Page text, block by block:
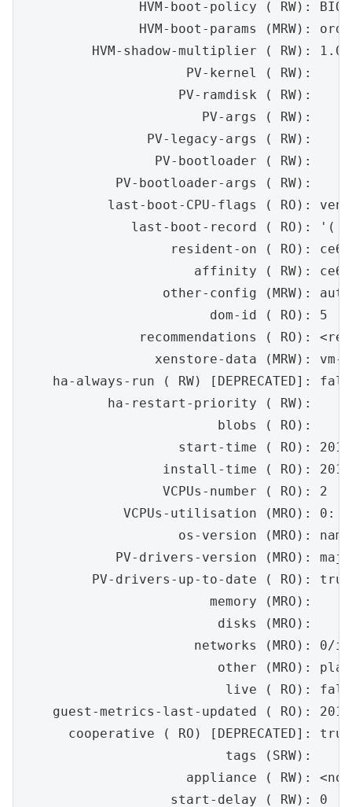
HVM-boot-policy ( RW):
HVM-boot-params (MRW):
HVM-shadow-multiplier ( RW):
                     PV-kernel ( RW):
                    PV-ramdisk ( RW):
                       PV-args ( RW):
                PV-legacy-args ( RW):
                 PV-bootloader ( RW):
            PV-bootloader-args ( RW):
last-boot-CPU-flags ( RO):
last-boot-record ( RO):
resident-on ( RO):
affinity ( RW):
other-config (MRW):
                        dom-id ( RO): 5
recommendations ( RO):
xenstore-data (MRW): vm-
ha-always-run ( RW) [DEPRECATED]:
           ha-restart-priority ( RW):
                         blobs ( RO):
start-time ( RO):
install-time ( RO):
                  VCPUs-number ( RO): 2
VCPUs-utilisation (MRO): 0:
os-version (MRO):
PV-drivers-version (MRO):
         PV-drivers-up-to-date ( RO): true
                        memory (MRO):
                         disks (MRO):
networks (MRO): 0/
other (MRO):
live ( RO):
guest-metrics-last-updated ( RO):
      cooperative ( RO) [DEPRECATED]: true
                          tags (SRW):
appliance ( RW):
                   start-delay ( RW): 0